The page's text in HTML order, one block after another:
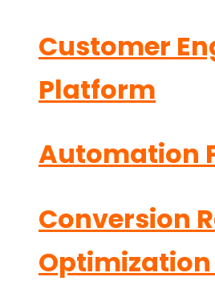
Customer
Platform
Automation
Conversion